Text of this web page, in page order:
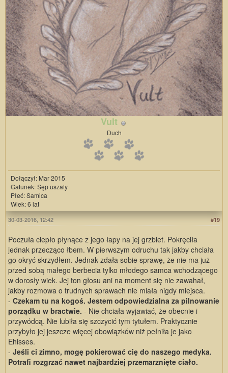
Vult
Duch
Dołączył: Mar 2015
Gatunek: Sęp uszaty
Płeć: Samica
Wiek: 6 lat
#19
30-03-2016, 12:42
Poczuła ciepło płynące z jego łapy na jej grzbiet. Pokręciła
jednak przecząco łbem. W pierwszym odruchu tak jakby chciała
go okryć skrzydłem. Jednak zdała sobie sprawę, że nie ma już
przed sobą małego berbecia tylko młodego samca wchodzącego
w dorosły wiek. Jej ton głosu ani na moment się nie zawahał,
jakby rozmowa o trudnych sprawach nie miała nigdy miejsca.
- Czekam tu na kogoś. Jestem odpowiedzialna za pilnowanie
porządku w bractwie. - Nie chciała wyjawiać, że obecnie i
przywódcą. Nie lubiła się szczycić tym tytułem. Praktycznie
przybyło jej jeszcze więcej obowiązków niż pełniła je jako
Ehisses.
- Jeśli ci zimno, mogę pokierować cię do naszego medyka.
Potrafi rozgrzać nawet najbardziej przemarznięte ciało.